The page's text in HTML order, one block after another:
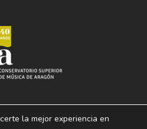
la mejor experiencia en